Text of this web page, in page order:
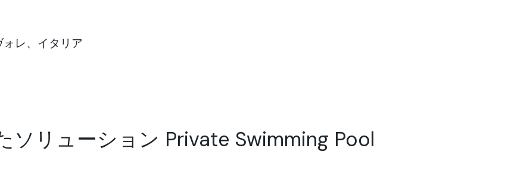
ォレ、イタリア
ソリューション Private Swimming Pool